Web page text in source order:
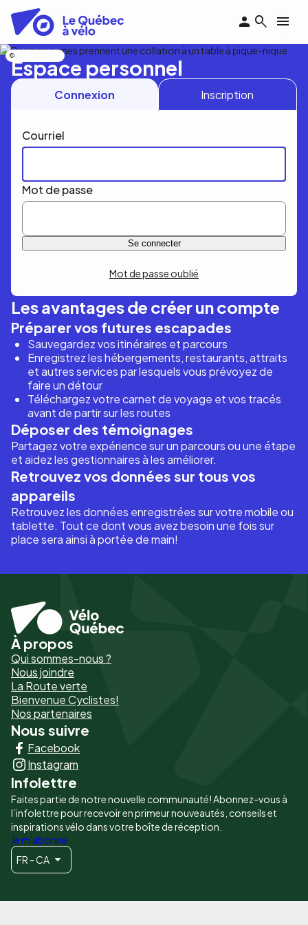
contenu
principal
Espace personnel
Connexion Inscription
Courriel
Mot de passe
Mot de passe oublié
Les avantages de créer un compte
Préparer vos futures escapades
Sauvegardez vos itinéraires et parcours
Enregistrez les hébergements, restaurants, attraits
et autres services par lesquels vous prévoyez de
faire un détour
Téléchargez votre carnet de voyage et vos tracés
avant de partir sur les routes
Déposer des témoignages
Partagez votre expérience sur un parcours ou une étape
et aidez les gestionnaires à les améliorer.
Retrouvez vos données sur tous vos
appareils
Retrouvez les données enregistrées sur votre mobile ou
tablette. Tout ce dont vous avez besoin une fois sur
place sera ainsi à portée de main!
Pied
de
page
-
Liens
principaux
À propos
Qui sommes-nous ?
Nous joindre
La Route verte
Bienvenue Cyclistes!
Nos partenaires
Nous suivre
Facebook
Instagram
Infolettre
Faites partie de notre nouvelle communauté! Abonnez-vous à
l’infolettre pour recevoir en primeur nouveautés, conseils et
inspirations vélo dans votre boîte de réception.
Je m'abonne
FR - CA